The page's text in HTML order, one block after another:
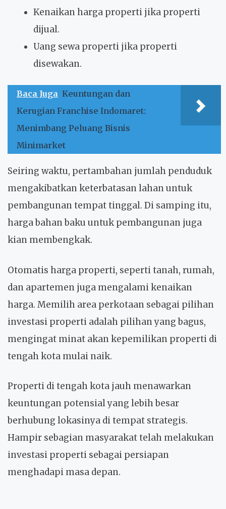
Kenaikan harga properti jika properti
dijual.
Uang sewa properti jika properti
disewakan.
Baca Juga Keuntungan dan
Kerugian Franchise Indomaret:
Menimbang Peluang Bisnis
Minimarket
Seiring waktu, pertambahan jumlah penduduk
mengakibatkan keterbatasan lahan untuk
pembangunan tempat tinggal. Di samping itu,
harga bahan baku untuk pembangunan juga
kian membengkak.
Otomatis harga properti, seperti tanah, rumah,
dan apartemen juga mengalami kenaikan
harga. Memilih area perkotaan sebagai pilihan
investasi properti adalah pilihan yang bagus,
mengingat minat akan kepemilikan properti di
tengah kota mulai naik.
Properti di tengah kota jauh menawarkan
keuntungan potensial yang lebih besar
berhubung lokasinya di tempat strategis.
Hampir sebagian masyarakat telah melakukan
investasi properti sebagai persiapan
menghadapi masa depan.